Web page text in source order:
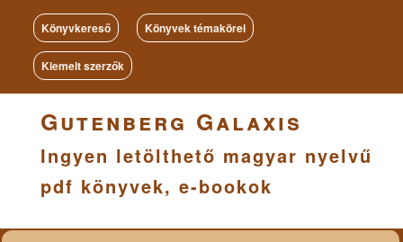
Könyvkereső Könyvek témakörei
Kiemelt szerzők
Gutenberg Galaxis
Ingyen letölthető magyar nyelvű
pdf könyvek, e-bookok